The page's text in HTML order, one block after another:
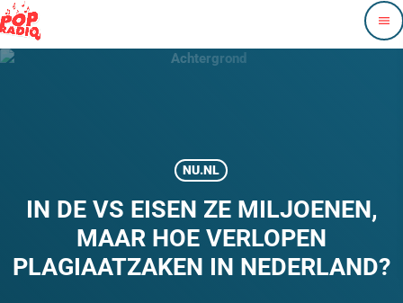
menu
NU.NL
IN DE VS EISEN ZE MILJOENEN,
MAAR HOE VERLOPEN
PLAGIAATZAKEN IN NEDERLAND?